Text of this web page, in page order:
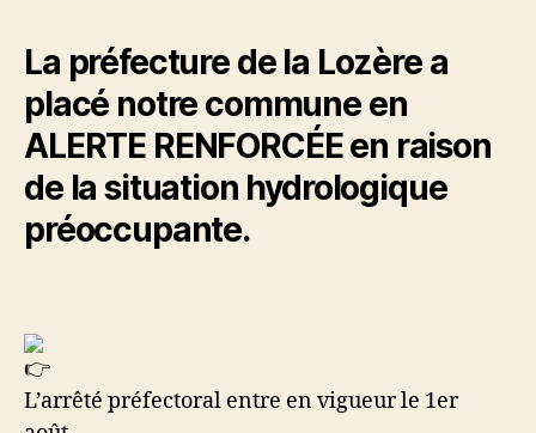
La préfecture de la Lozère a
placé notre commune en
ALERTE RENFORCÉE en raison
de la situation hydrologique
préoccupante.
L’arrêté préfectoral entre en vigueur le 1er